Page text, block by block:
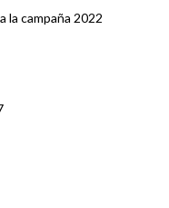
la campaña 2022